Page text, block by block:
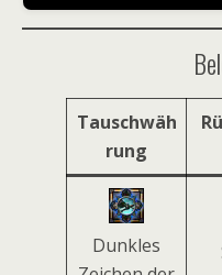
Tauschwäh
rung
Dunkles